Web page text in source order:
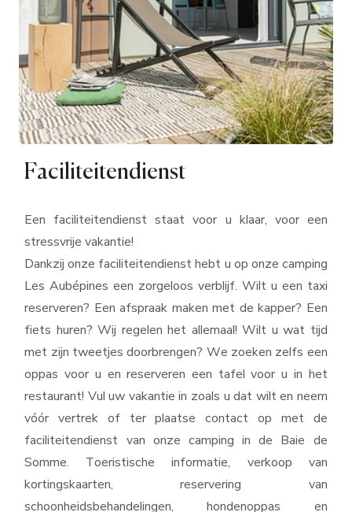
Faciliteitendienst
Een faciliteitendienst staat voor u klaar, voor een
stressvrije vakantie!
Dankzij onze faciliteitendienst hebt u op onze camping
Les Aubépines een zorgeloos verblijf. Wilt u een taxi
reserveren? Een afspraak maken met de kapper? Een
fiets huren? Wij regelen het allemaal! Wilt u wat tijd
met zijn tweetjes doorbrengen? We zoeken zelfs een
oppas voor u en reserveren een tafel voor u in het
restaurant! Vul uw vakantie in zoals u dat wilt en neem
vóór vertrek of ter plaatse contact op met de
faciliteitendienst van onze camping in de Baie de
Somme. Toeristische informatie, verkoop van
kortingskaarten, reservering van
schoonheidsbehandelingen, hondenoppas en